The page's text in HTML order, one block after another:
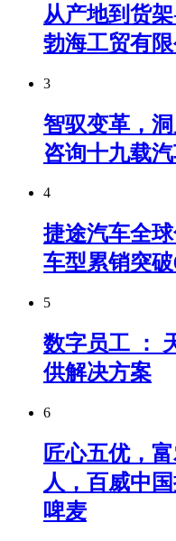
从产地到货
勃海工贸有
3
智驭变革，
咨询十九载
4
捷途汽车全
车型累销突
5
数字员工 ：
供解决方案
6
匠心五优，
人，百威中
啤麦